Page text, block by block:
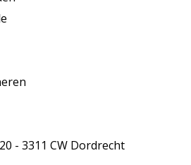
- 3311 CW Dordrecht